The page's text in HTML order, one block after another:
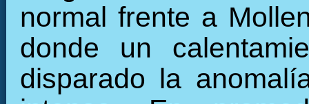
normal frente a
donde un
disparado la